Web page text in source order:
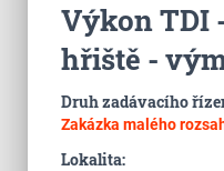
Výkon TDI
hřiště -
Druh zadávacího
Zakázka malého
Lokalita: